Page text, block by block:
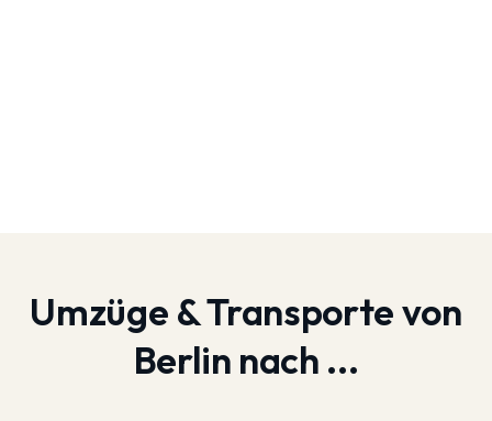
Umzüge & Transporte von
Berlin nach ...